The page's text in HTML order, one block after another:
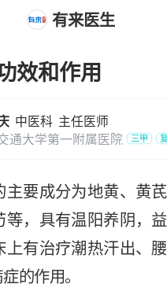
有来医生
效和作用
中医科 主任医师
通大学第一附属医院
三甲
要成分为地黄、黄芪
等，具有温阳养阴，
有治疗潮热汗出、腰
的作用。